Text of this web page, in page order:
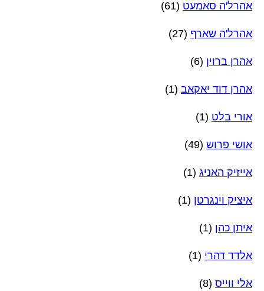
אהרל'ה סאמעט (61)
אהרל'ה שארף (27)
אהרן ברוין (6)
אהרן דוד יאקאב (1)
אורי בלט (1)
אושי פרוש (49)
אייזיק האניג (1)
איציק וינגרטן (1)
איתן כהן (1)
אלדד דהרי (1)
אלי ווייס (8)